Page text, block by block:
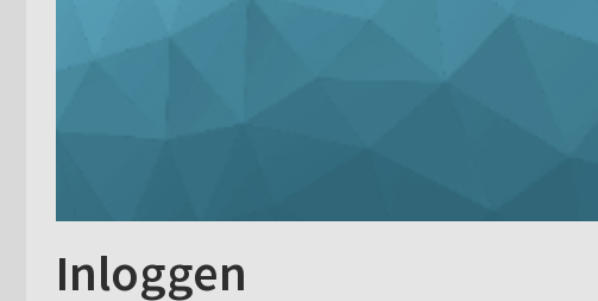
Inloggen